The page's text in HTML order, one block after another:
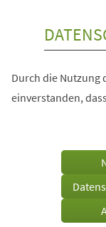
Durch die Nutzung
einverstanden,